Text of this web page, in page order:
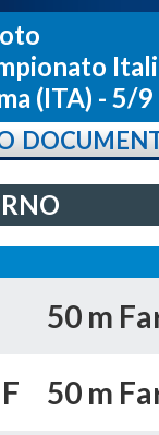
(ITA) - 5/
50 m
50 m